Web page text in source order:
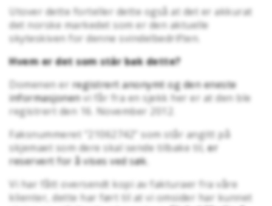
Utover dette forteller dette også at det er akkurat
det norske markedet som er den aktuelle
skyteskiven for denne svindelbedriften.
Hvem er det som står bak dette?
Domenen erregistrert anonymt og den eneste
informasjonenvi får fra en sjekk her er at den ble
registrert den 16. November 2012.
Faksnummeret "21062742" som står angitt på
skjemaet som dere skal sende tilbake til,er
reservert for å vises ved søk.
Vi har fått oversendt kopi av fakturaer fra våre
klienter, dette har ført til at vi omsider har kunnet